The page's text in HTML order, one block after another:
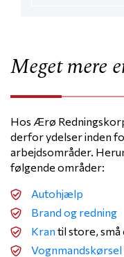
Meget mere
Hos Ærø
derfor ydelser inden
arbejdsområder.
følgende områder:
Autohjælp
Brand og redning
Kran til store,
Vognmandskørsel